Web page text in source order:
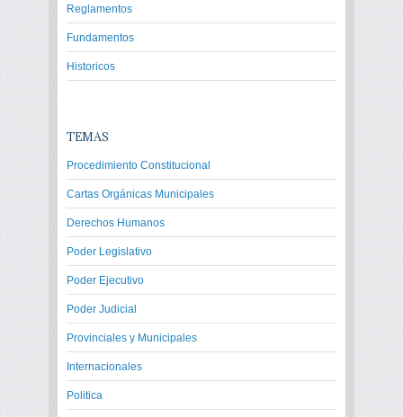
Reglamentos
Fundamentos
Historicos
TEMAS
Procedimiento Constitucional
Cartas Orgánicas Municipales
Derechos Humanos
Poder Legislativo
Poder Ejecutivo
Poder Judicial
Provinciales y Municipales
Internacionales
Politica